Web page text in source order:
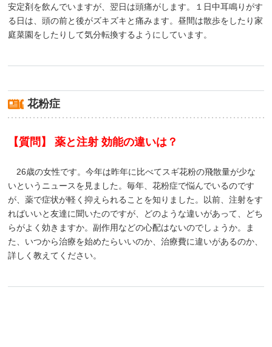
安定剤を飲んでいますが、翌日は頭痛がします。１日中耳鳴りがす
る日は、頭の前と後がズキズキと痛みます。昼間は散歩をしたり家
庭菜園をしたりして気分転換するようにしています。
花粉症
【質問】 薬と注射 効能の違いは？
26歳の女性です。今年は昨年に比べてスギ花粉の飛散量が少な
いというニュースを見ました。毎年、花粉症で悩んでいるのです
が、薬で症状が軽く抑えられることを知りました。以前、注射をす
ればいいと友達に聞いたのですが、どのような違いがあって、どち
らがよく効きますか。副作用などの心配はないのでしょうか。ま
た、いつから治療を始めたらいいのか、治療費に違いがあるのか、
詳しく教えてください。